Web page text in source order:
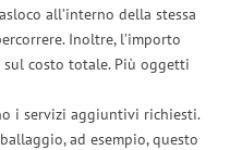
all’interno della stessa
Inoltre, l’importo
costo totale. Più oggetti
i servizi aggiuntivi richiesti.
ad esempio, questo